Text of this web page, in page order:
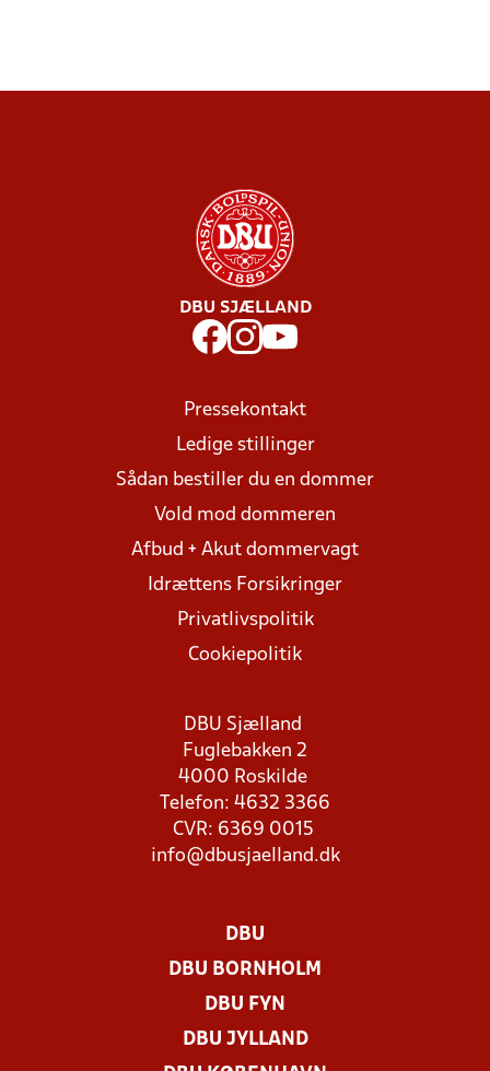
DBU SJÆLLAND
Pressekontakt
Ledige stillinger
Sådan bestiller du en dommer
Vold mod dommeren
Afbud + Akut dommervagt
Idrættens Forsikringer
Privatlivspolitik
Cookiepolitik
DBU Sjælland
Fuglebakken 2
4000 Roskilde
Telefon: 4632 3366
CVR: 6369 0015
info@dbusjaelland.dk
DBU
DBU BORNHOLM
DBU FYN
DBU JYLLAND